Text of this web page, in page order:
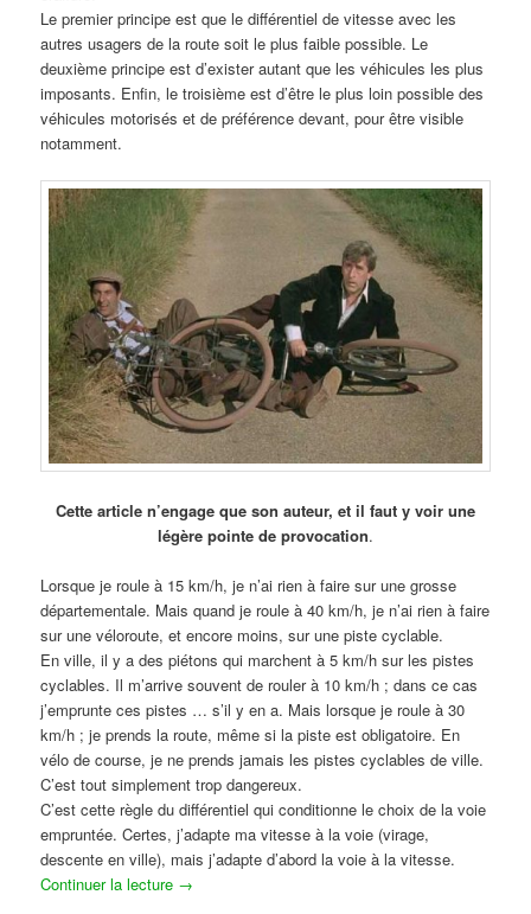
Le premier principe est que le différentiel de vitesse avec les
autres usagers de la route soit le plus faible possible. Le
deuxième principe est d’exister autant que les véhicules les plus
imposants. Enfin, le troisième est d’être le plus loin possible des
véhicules motorisés et de préférence devant, pour être visible
notamment.
Cette article n’engage que son auteur, et il faut y voir une
légère pointe de provocation.
Lorsque je roule à 15 km/h, je n’ai rien à faire sur une grosse
départementale. Mais quand je roule à 40 km/h, je n’ai rien à faire
sur une véloroute, et encore moins, sur une piste cyclable.
En ville, il y a des piétons qui marchent à 5 km/h sur les pistes
cyclables. Il m’arrive souvent de rouler à 10 km/h ; dans ce cas
j’emprunte ces pistes … s’il y en a. Mais lorsque je roule à 30
km/h ; je prends la route, même si la piste est obligatoire. En
vélo de course, je ne prends jamais les pistes cyclables de ville.
C’est tout simplement trop dangereux.
C’est cette règle du différentiel qui conditionne le choix de la voie
empruntée. Certes, j’adapte ma vitesse à la voie (virage,
descente en ville), mais j’adapte d’abord la voie à la vitesse.
Continuer la lecture →